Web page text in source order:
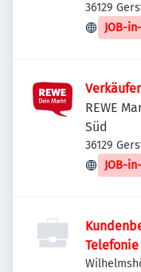
36129
JOB-
REWE
Süd
36129
JOB-